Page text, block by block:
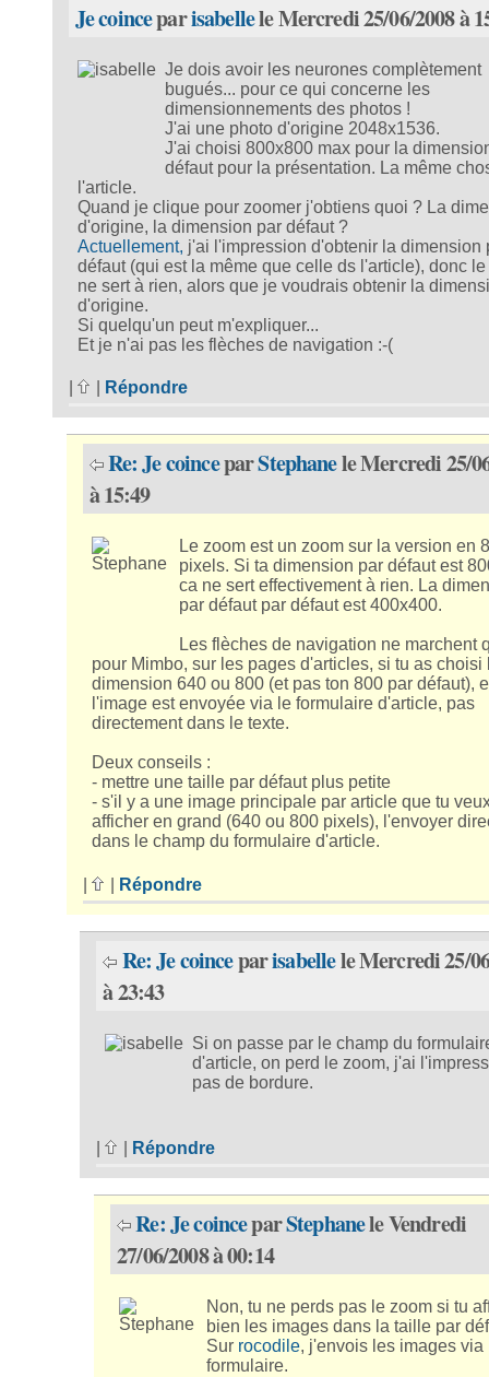
Je coinceparisabellele Mercredi 25/06/2008 à
Je dois avoir les neurones complètement
bugués... pour ce qui concerne les
dimensionnements des photos !
J'ai une photo d'origine 2048x1536.
J'ai choisi 800x800 max pour la
défaut pour la présentation. La même
l'article.
Quand je clique pour zoomer j'obtiens quoi ? La
d'origine, la dimension par défaut ?
Actuellement, j'ai l'impression d'obtenir la dimension
défaut (qui est la même que celle ds l'article), donc
ne sert à rien, alors que je voudrais obtenir la
d'origine.
Si quelqu'un peut m'expliquer...
Et je n'ai pas les flèches de navigation :-(
Répondre
Re: Je coinceparStephanele Mercredi 25/
à 15:49
Le zoom est un zoom sur la version en
pixels. Si ta dimension par défaut est
ca ne sert effectivement à rien. La
par défaut par défaut est 400x400.
Les flèches de navigation ne marchent
pour Mimbo, sur les pages d'articles, si tu as choisi
dimension 640 ou 800 (et pas ton 800 par défaut),
l'image est envoyée via le formulaire d'article, pas
directement dans le texte.
Deux conseils :
- mettre une taille par défaut plus petite
- s'il y a une image principale par article que tu
afficher en grand (640 ou 800 pixels), l'envoyer
dans le champ du formulaire d'article.
Répondre
Re: Je coinceparisabellele Mercredi 25/
à 23:43
Si on passe par le champ du
d'article, on perd le zoom, j'ai
pas de bordure.
| Répondre
Re: Je coinceparStephanele Vendredi
27/06/2008 à 00:14
Non, tu ne perds pas le zoom si tu
bien les images dans la taille par
Sur rocodile, j'envois les images via
formulaire.